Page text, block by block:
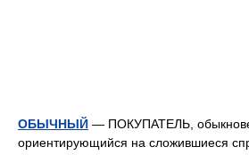
ОБЫЧНЫЙ — ПОКУПАТЕЛЬ,
ориентирующийся на сложившиеся